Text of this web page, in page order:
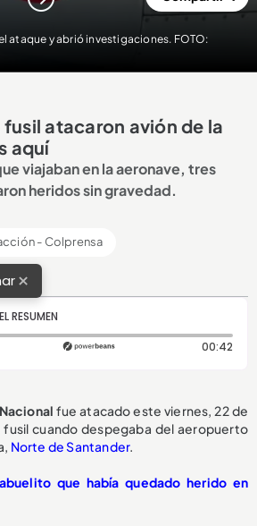
ataque y abrió investigaciones. FOTO:
atacaron avión de la
aquí
viajaban en la aeronave, tres
heridos sin gravedad.
- Colprensa
×
RESUMEN
transcurrido: 0 segundos 00:42
fue atacado este viernes, 22 de
cuando despegaba del aeropuerto
Norte de Santander.
que había quedado herido en